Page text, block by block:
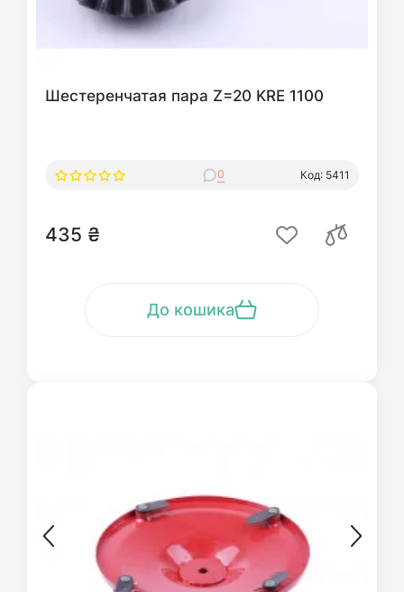
Шестеренчатая пара Z=20 KRE 1100
0 Код: 5411
435 ₴
До кошика